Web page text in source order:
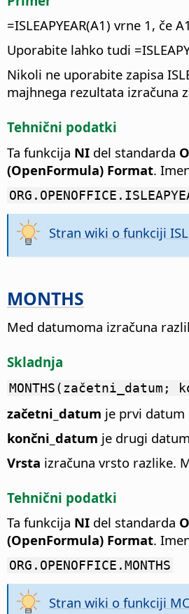
=ISLEAPYEAR(A1) vrne 1,
Uporabite lahko tudi
Nikoli ne uporabite zapisa
majhnega rezultata izračuna
Tehnični podatki
Ta funkcija NI del standarda
(OpenFormula) Format.
Stran wiki o funkciji
MONTHS
Med datumoma izračuna
Skladnja
začetni_datum je prvi datum
končni_datum je drugi datum
Vrsta izračuna vrsto razlike.
Tehnični podatki
Ta funkcija NI del standarda
(OpenFormula) Format.
ORG.OPENOFFICE.MONTHS
Stran wiki o funkciji